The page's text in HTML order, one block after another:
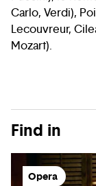
Carlo, Verdi),
Lecouvreur,
Mozart).
Find in
Opera